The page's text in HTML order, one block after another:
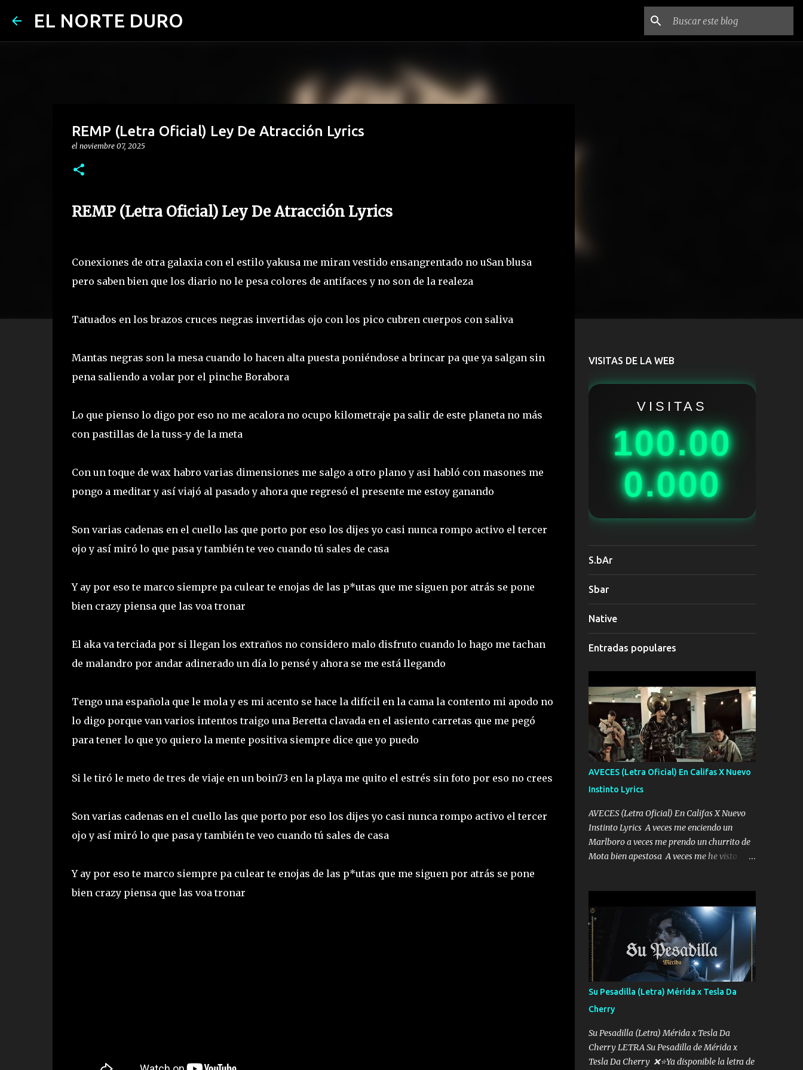
EL NORTE DURO
REMP (Letra Oficial) Ley De Atracción Lyrics
el noviembre 07, 2025
REMP (Letra Oficial) Ley De Atracción Lyrics
Conexiones de otra galaxia con el estilo yakusa me miran vestido ensangrentado no uSan blusa
pero saben bien que los diario no le pesa colores de antifaces y no son de la realeza
Tatuados en los brazos cruces negras invertidas ojo con los pico cubren cuerpos con saliva
Mantas negras son la mesa cuando lo hacen alta puesta poniéndose a brincar pa que ya salgan sin
pena saliendo a volar por el pinche Borabora
Lo que pienso lo digo por eso no me acalora no ocupo kilometraje pa salir de este planeta no más
con pastillas de la tuss-y de la meta
Con un toque de wax habro varias dimensiones me salgo a otro plano y asi habló con masones me
pongo a meditar y así viajó al pasado y ahora que regresó el presente me estoy ganando
Son varias cadenas en el cuello las que porto por eso los dijes yo casi nunca rompo activo el tercer
ojo y así miró lo que pasa y también te veo cuando tú sales de casa
Y ay por eso te marco siempre pa culear te enojas de las p*utas que me siguen por atrás se pone
bien crazy piensa que las voa tronar
El aka va terciada por si llegan los extraños no considero malo disfruto cuando lo hago me tachan
de malandro por andar adinerado un día lo pensé y ahora se me está llegando
Tengo una española que le mola y es mi acento se hace la difícil en la cama la contento mi apodo no
lo digo porque van varios intentos traigo una Beretta clavada en el asiento carretas que me pegó
para tener lo que yo quiero la mente positiva siempre dice que yo puedo
Si le tiró le meto de tres de viaje en un boin73 en la playa me quito el estrés sin foto por eso no crees
Son varias cadenas en el cuello las que porto por eso los dijes yo casi nunca rompo activo el tercer
ojo y así miró lo que pasa y también te veo cuando tú sales de casa
Y ay por eso te marco siempre pa culear te enojas de las p*utas que me siguen por atrás se pone
bien crazy piensa que las voa tronar
VISITAS DE LA WEB
VISITAS
100.00
0.000
S.bAr
Sbar
Native
Entradas populares
AVECES (Letra Oficial) En Califas X Nuevo
Instinto Lyrics
AVECES (Letra Oficial) En Califas X Nuevo
Instinto Lyrics A veces me enciendo un
Marlboro a veces me prendo un churrito de
Mota bien apestosa A veces me he visto
me mandó yo tengo el control a todos yo les
paro el dedo soy hocicon un malcriado un
malandrón Que Les importa no saben nada
falsas las risas las que me miran hay gente
corriente no quieren verte subir de level
trucha mis plebes Música A veces me pongo
un sombrero a veces me ven la cachucha de
lado con la mirada siempre en alto A veces
me fajó una super o a veces me fajó una
Glock siempre armado todas las
generaciones yo traigo El chiste es que hago
Su Pesadilla (Letra) Mérida x Tesla Da
Cherry
Su Pesadilla (Letra) Mérida x Tesla Da
Cherry LETRA Su Pesadilla de Mérida x
Tesla Da Cherry ❌⭐Ya disponible la letra de